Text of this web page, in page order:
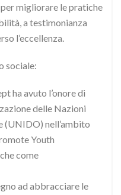
migliorare le pratiche
a testimonianza
l’eccellenza.
sociale:
ha avuto l’onore di
delle Nazioni
(UNIDO) nell’ambito
Youth
come
ad abbracciare le